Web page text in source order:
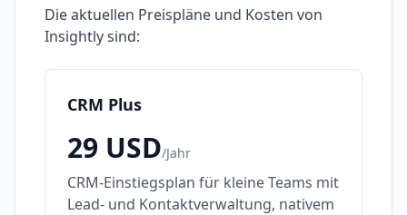
Die aktuellen Preispläne und Kosten von
Insightlysind:
CRM Plus
29 USD/Jahr
CRM-Einstiegsplan für kleine Teams mit
Lead- und Kontaktverwaltung, nativem